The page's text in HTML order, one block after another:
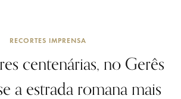
RECORTES IMPRENSA
centenárias, no Gerês
a estrada romana mais